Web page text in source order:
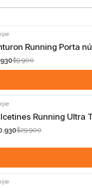
Running Porta
$9.900
Running Ultra
$29.900